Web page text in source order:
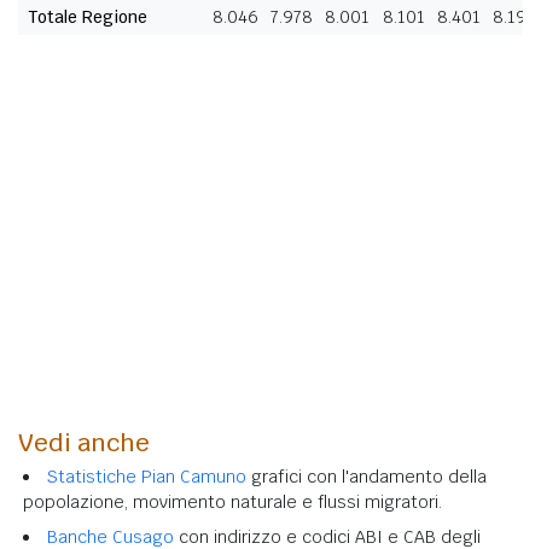
Totale Regione
8.046 7.978 8.001 8.101 8.401 8.192
Vedi anche
Statistiche Pian Camuno grafici con l'andamento della
popolazione, movimento naturale e flussi migratori.
Banche Cusago con indirizzo e codici ABI e CAB degli